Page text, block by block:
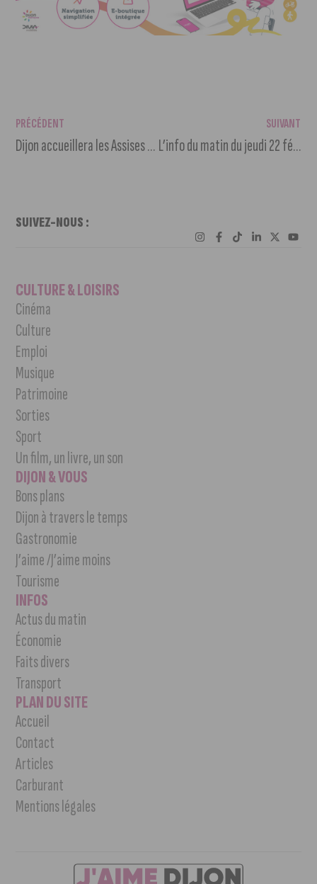
PRÉCÉDENT
Dijon accueillera les Assises européennes de la transition énergétique
SUIVANT
L’info du matin du jeudi 22 février 2024
SUIVEZ-NOUS :
CULTURE & LOISIRS
Cinéma
Culture
Emploi
Musique
Patrimoine
Sorties
Sport
Un film, un livre, un son
DIJON & VOUS
Bons plans
Dijon à travers le temps
Gastronomie
J’aime /J’aime moins
Tourisme
INFOS
Actus du matin
Économie
Faits divers
Transport
PLAN DU SITE
Accueil
Contact
Articles
Carburant
Mentions légales